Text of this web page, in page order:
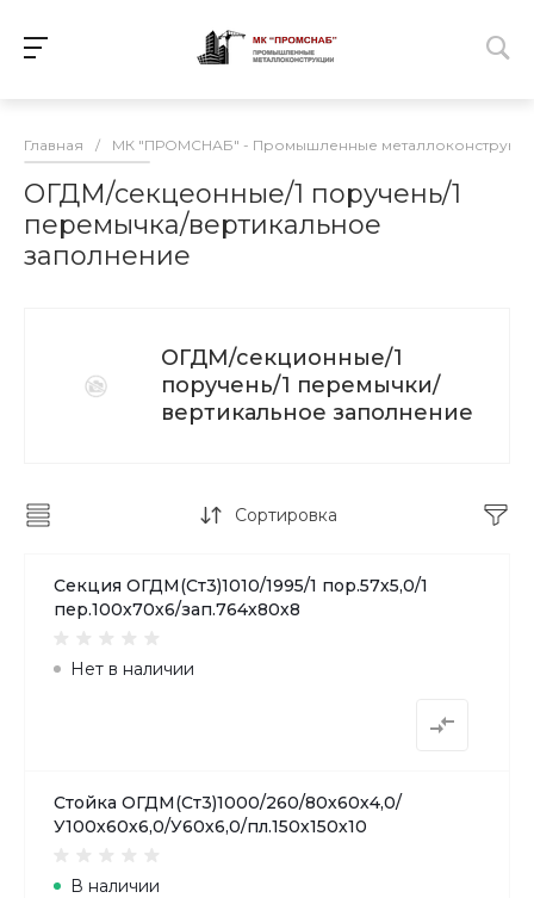
Главная / МК "ПРОМСНАБ" - Промышленные
ОГДМ/секцеонные/1 поручень/1
перемычка/вертикальное
заполнение
ОГДМ/секционные/1
поручень/1 перемычки/
вертикальное заполнение
Сортировка
Секция ОГДМ(Ст3)1010/1995/1 пор.57х5,0/1
пер.100х70х6/зап.764х80х8
Нет в наличии
Стойка ОГДМ(Ст3)1000/260/80х60х4,0/
У100х60х6,0/У60х6,0/пл.150х150х10
В наличии